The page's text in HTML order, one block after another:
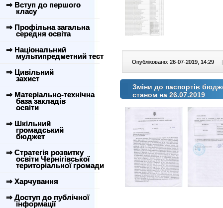
⇒ Вступ до першого
класу
⇒ Профільна загальна
середня освіта
⇒ Національний
мультипредметний тест
⇒ Цивільний
захист
⇒ Матеріально-технічна
база закладів
освіти
⇒ Шкільний
громадський
бюджет
⇒ Стратегія розвитку
освіти Чернігівської
територіальної громади
⇒ Харчування
⇒ Доступ до публічної
інформації
Опубліковано: 26-07-2019, 14:29 |
Зміни до паспортів
станом на 26.07.2019